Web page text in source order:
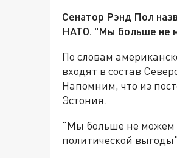
Сенатор Рэнд Пол
НАТО. "Мы больше не
По словам
входят в состав
Напомним, что из
Эстония.
"Мы больше не можем
политической